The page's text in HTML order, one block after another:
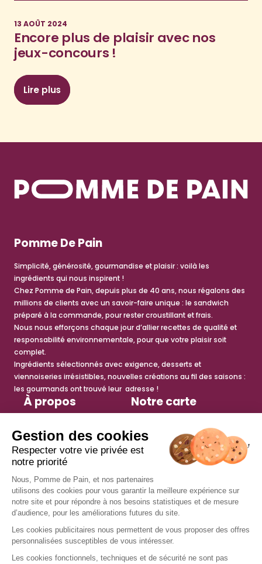
13 AOÛT 2024
Encore plus de plaisir avec nos
jeux-concours !
Lire plus: Encore plus de plaisir avec nos jeux-
Pomme De Pain
Simplicité, générosité, gourmandise et plaisir : voilà les
ingrédients qui nous inspirent !
Chez Pomme de Pain, depuis plus de 40 ans, nous régalons des
millions de clients avec un savoir-faire unique : le sandwich
préparé à la commande, pour rester croustillant et frais.
Nous nous efforçons chaque jour d’allier recettes de qualité et
responsabilité environnementale, pour que votre plaisir soit
complet.
Ingrédients sélectionnés avec exigence, desserts et
viennoiseries irrésistibles, nouvelles créations au fil des saisons :
les gourmands ont trouvé leur adresse !
À propos
Engagements
Espace presse
Actualités
Tips recettes
anti-gaspi
Notre carte
Salades
Petite faim
Viennoiseries
Boissons chaudes
Boissons fraîches
Services
Trouver un restaurant
Fidélité
Offre de groupe
Nous contacter
Nous rejoindre
Offres d’emploi
Devenir franchisé